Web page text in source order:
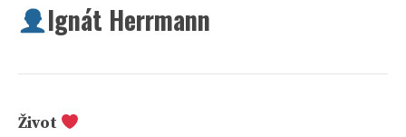
Ignát Herrmann
Život